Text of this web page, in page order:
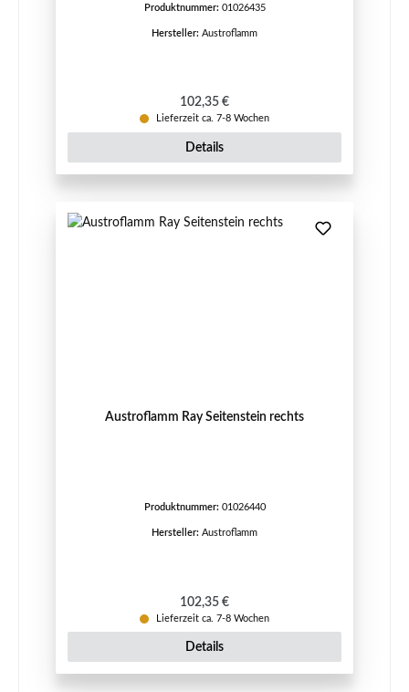
Produktnummer: 01026435
Hersteller: Austroflamm
Regulärer Preis:
102,35 €
Lieferzeit ca. 7-8 Wochen
Details
Austroflamm Ray Seitenstein rechts
Produktnummer: 01026440
Hersteller: Austroflamm
Regulärer Preis:
102,35 €
Lieferzeit ca. 7-8 Wochen
Details